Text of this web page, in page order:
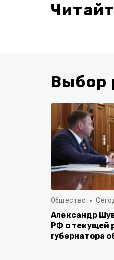
Выбор
Общество
Александр
РФ о текущей
губернатора